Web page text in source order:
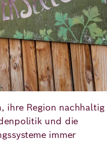
ihre Region nachhaltig
und die
immer